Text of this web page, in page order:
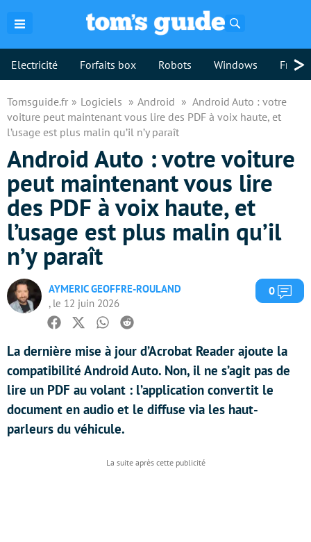
Electricité Forfaits box Robots Windows >
Tomsguide.fr Logiciels Android
Android Auto : votre
voiture peut maintenant vous lire des PDF à voix haute, et
l’usage est plus malin qu’il n’y paraît
Android Auto : votre voiture
peut maintenant vous lire
des PDF à voix haute, et
l’usage est plus malin qu’il
n’y paraît
AYMERIC GEOFFRE-ROULAND
, le 12 juin 2026
0
Facebook
TwitterWhatsapp
Reddit
La dernière mise à jour d’Acrobat Reader ajoute la
compatibilité Android Auto. Non, il ne s’agit pas de
lire un PDF au volant : l’application convertit le
document en audio et le diffuse via les haut-
parleurs du véhicule.